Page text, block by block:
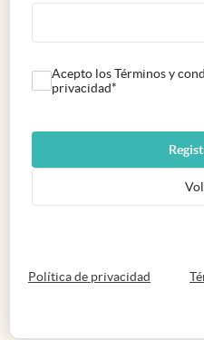
Acepto los Términos y
privacidad*
Política de privacidad abre en